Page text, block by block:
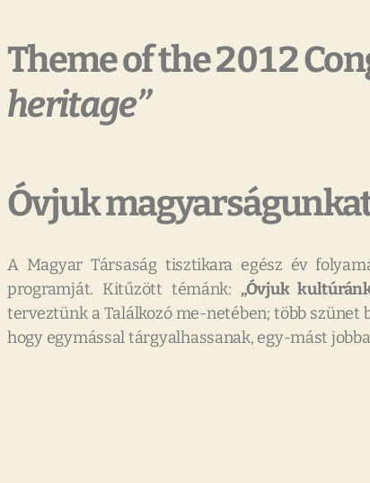
Theme of the 2012
heritage”
Óvjuk
A Magyar Társaság tisztikara egész év
programját. Kitűzött témánk: „Óvjuk
terveztünk a Találkozó me-netében; több
hogy egymással tárgyalhassanak, egy-mást